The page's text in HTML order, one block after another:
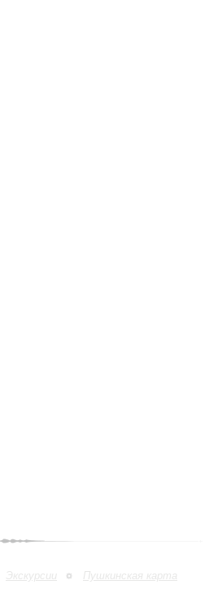
Экскурсии Пушкинская карта